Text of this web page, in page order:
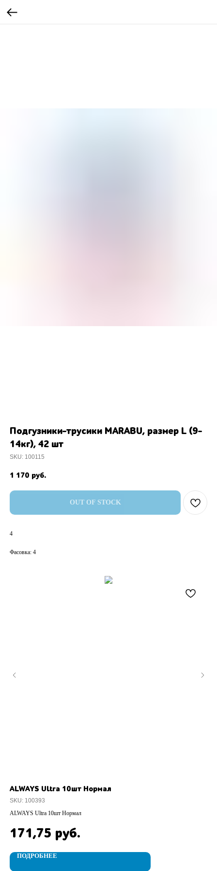
Подгузники-трусики MARABU, размер L (9-
14кг), 42 шт
SKU: 100115
1 170 руб.
OUT OF STOCK
4
Фасовка: 4
ALWAYS Ultra 10шт Нормал
SKU: 100393
ALWAYS Ultra 10шт Нормал
171,75 руб.
ПОДРОБНЕЕ